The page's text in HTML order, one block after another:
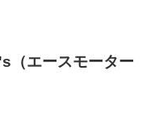
エースモーター